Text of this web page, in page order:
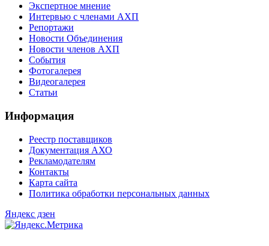
Экспертное мнение
Интервью с членами АХП
Репортажи
Новости Объединения
Новости членов АХП
События
Фотогалерея
Видеогалерея
Статьи
Информация
Реестр поставщиков
Документация АХО
Рекламодателям
Контакты
Карта сайта
Политика обработки персональных данных
Яндекс дзен